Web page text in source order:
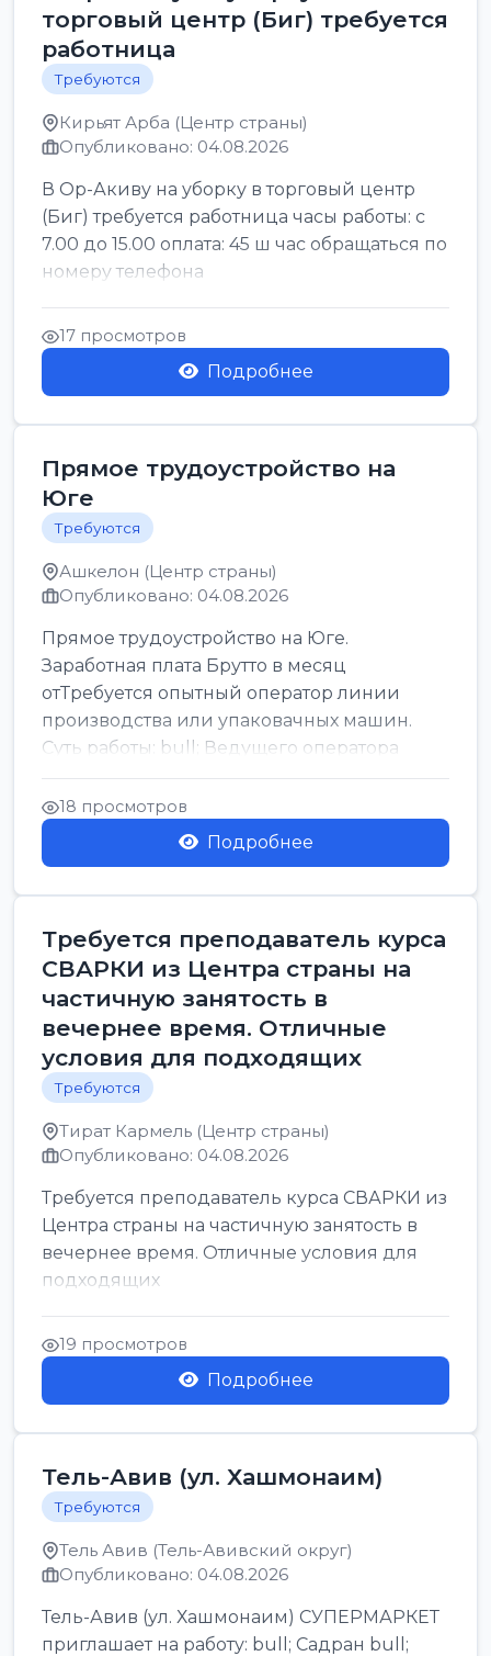
торговый центр (Биг) требуется
работница
Требуются
Кирьят Арба (Центр страны)
Опубликовано: 04.08.2026
В Ор-Акиву на уборку в торговый центр
(Биг) требуется работница часы работы: с
7.00 до 15.00 оплата: 45 ш час обращаться по
номеру телефона
17 просмотров
Подробнее
Прямое трудоустройство на
Юге
Требуются
Ашкелон (Центр страны)
Опубликовано: 04.08.2026
Прямое трудоустройство на Юге.
Заработная плата Брутто в месяц
отТребуется опытный оператор линии
производства или упаковачных машин.
Суть работы: bull; Ведущего оператора
линии. Запуск, контроль и по...
18 просмотров
Подробнее
Требуется преподаватель курса
СВАРКИ из Центра страны на
частичную занятость в
вечернее время. Отличные
условия для подходящих
Требуются
Тират Кармель (Центр страны)
Опубликовано: 04.08.2026
Требуется преподаватель курса СВАРКИ из
Центра страны на частичную занятость в
вечернее время. Отличные условия для
подходящих
19 просмотров
Подробнее
Тель-Авив (ул. Хашмонаим)
Требуются
Тель Авив (Тель-Авивский округ)
Опубликовано: 04.08.2026
Тель-Авив (ул. Хашмонаим) СУПЕРМАРКЕТ
приглашает на работу: bull; Садран bull;